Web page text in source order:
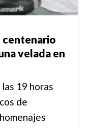
centenario
velada en
19 horas
de